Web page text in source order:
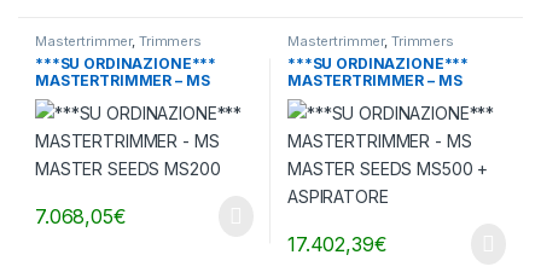
Mastertrimmer, Trimmers
***SU ORDINAZIONE***
MASTERTRIMMER – MS
MASTER SEEDS MS200
7.068,05€
Mastertrimmer, Trimmers
***SU ORDINAZIONE***
MASTERTRIMMER – MS
MASTER SEEDS MS500 +
ASPIRATORE
17.402,39€